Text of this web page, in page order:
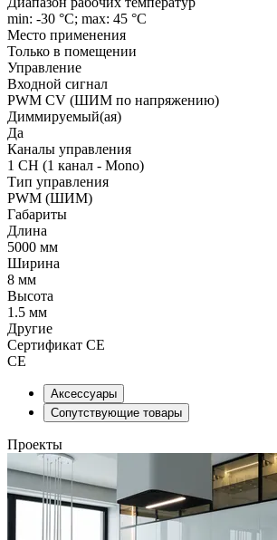
min: -30 °C; max: 45 °C
Место применения
Только в помещении
Управление
Входной сигнал
PWM СV (ШИМ по напряжению)
Диммируемый(ая)
Да
Каналы управления
1 CH (1 канал - Mono)
Тип управления
PWM (ШИМ)
Габариты
Длина
5000 мм
Ширина
8 мм
Высота
1.5 мм
Другие
Сертификат CE
CE
Аксессуары
Сопутствующие товары
Проекты